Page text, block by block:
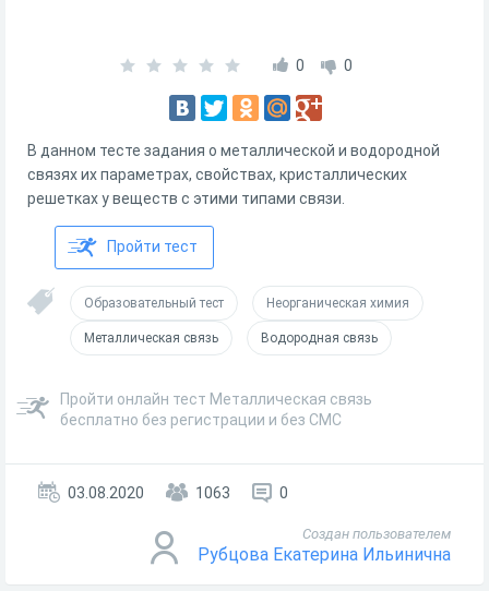
0 0
В данном тесте задания о металлической и водородной
связях их параметрах, свойствах, кристаллических
решетках у веществ с этими типами связи.
Пройти тест
Образовательный тест Неорганическая химия
Металлическая связь Водородная связь
Пройти онлайн тест Металлическая связь
бесплатно без регистрации и без СМС
03.08.2020 1063 0
Создан пользователем
Рубцова Екатерина Ильинична